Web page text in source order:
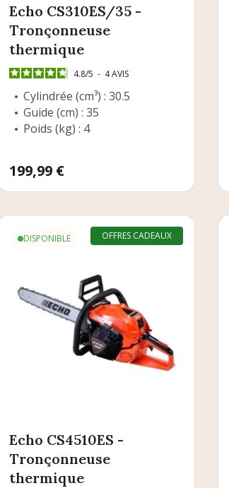
Echo CS310ES/35 -
Tronçonneuse
thermique
4.8/5 - 4AVIS
Cylindrée (cm³) : 30.5
Guide (cm) : 35
Poids (kg) : 4
Prix
199,99 €
DISPONIBLE OFFRES CADEAUX
Echo CS4510ES -
Tronçonneuse
thermique